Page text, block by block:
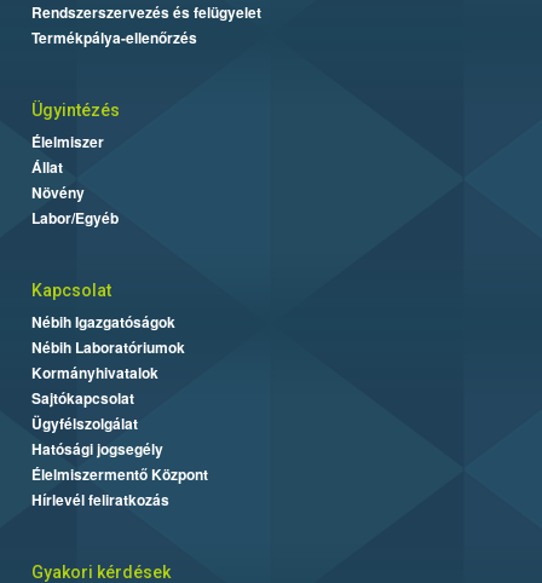
Rendszerszervezés és felügyelet
Termékpálya-ellenőrzés
Ügyintézés
Élelmiszer
Állat
Növény
Labor/Egyéb
Kapcsolat
Nébih Igazgatóságok
Nébih Laboratóriumok
Kormányhivatalok
Sajtókapcsolat
Ügyfélszolgálat
Hatósági jogsegély
Élelmiszermentő Központ
Hírlevél feliratkozás
Gyakori kérdések